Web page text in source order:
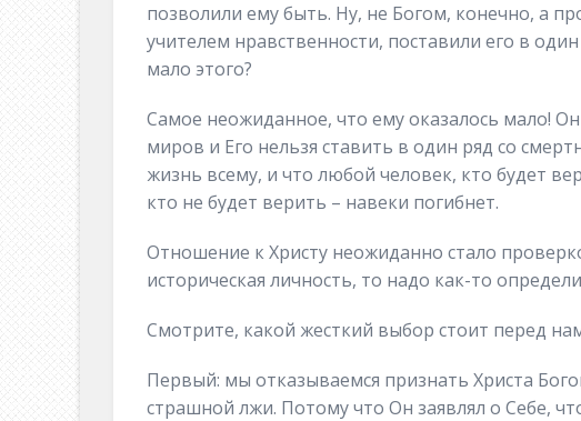
позволили ему быть. Ну, не Богом, конечно, а
учителем нравственности, поставили его в
мало этого?
Самое неожиданное, что ему оказалось мало!
миров и Его нельзя ставить в один ряд со
жизнь всему, и что любой человек, кто будет
кто не будет верить – навеки погибнет.
Отношение к Христу неожиданно стало
историческая личность, то надо как-то
Смотрите, какой жесткий выбор стоит перед
Первый: мы отказываемся признать Христа
страшной лжи. Потому что Он заявлял о Себе,